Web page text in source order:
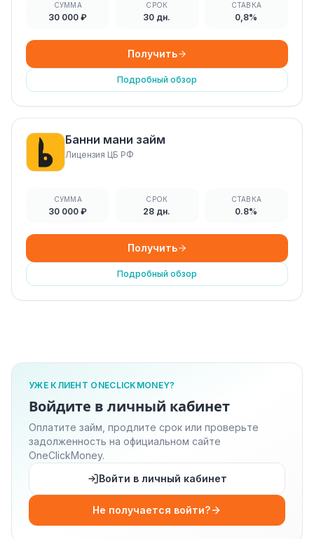
СУММА
30 000 ₽
СРОК
30 дн.
СТАВКА
0,8%
Получить
Подробный обзор
Банни мани займ
Лицензия ЦБ РФ
СУММА
30 000 ₽
СРОК
28 дн.
СТАВКА
0.8%
Получить
Подробный обзор
УЖЕ КЛИЕНТ ONECLICKMONEY?
Войдите в личный кабинет
Оплатите займ, продлите срок или проверьте
задолженность на официальном сайте
OneClickMoney.
Войти в личный кабинет
Не получается войти?